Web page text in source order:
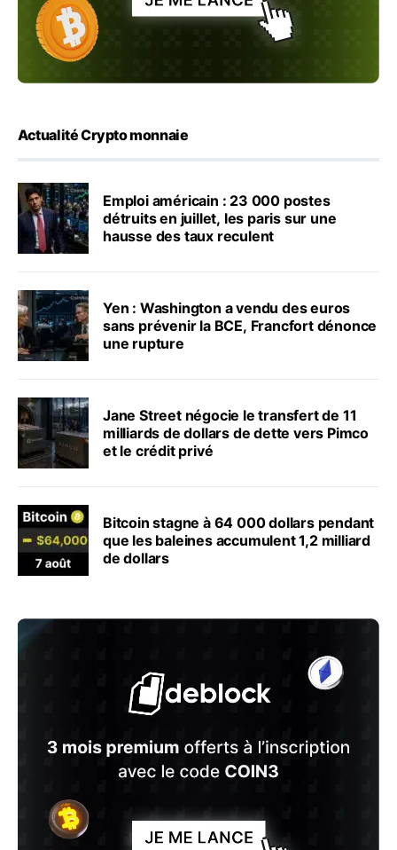
Actualité Crypto monnaie
Emploi américain : 23 000 postes
détruits en juillet, les paris sur une
hausse des taux reculent
Yen : Washington a vendu des euros
sans prévenir la BCE, Francfort dénonce
une rupture
Jane Street négocie le transfert de 11
milliards de dollars de dette vers Pimco
et le crédit privé
Bitcoin stagne à 64 000 dollars pendant
que les baleines accumulent 1,2 milliard
de dollars